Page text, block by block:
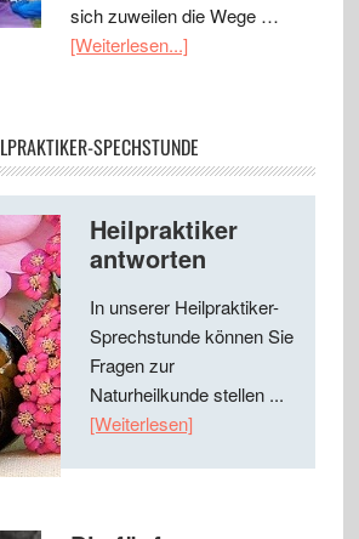
sich zuweilen die Wege …
[Weiterlesen...]
SPECHSTUNDE
Heilpraktiker
antworten
In unserer Heilpraktiker-
Sprechstunde können Sie
Fragen zur
Naturheilkunde stellen ...
[Weiterlesen]